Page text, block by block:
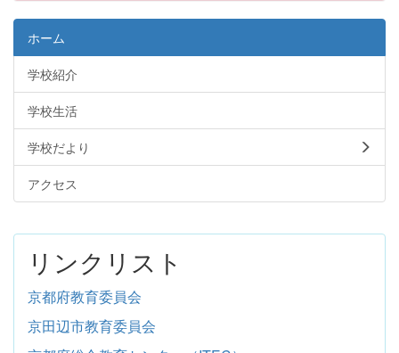
ホーム
学校紹介
学校生活
学校だより
アクセス
リンクリスト
京都府教育委員会
京田辺市教育委員会